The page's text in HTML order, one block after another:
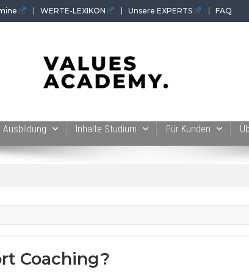
WERTE-LEXIKON Unsere EXPERTS FAQ
Ausbildung Inhalte Studium Für Kunden
Coaching?